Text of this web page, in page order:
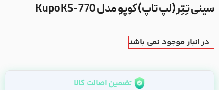
سینی تِتِر (لپ تاپ) کوپو مدل Kupo KS-770
در انبار موجود نمی باشد
تضمین اصالت کالا